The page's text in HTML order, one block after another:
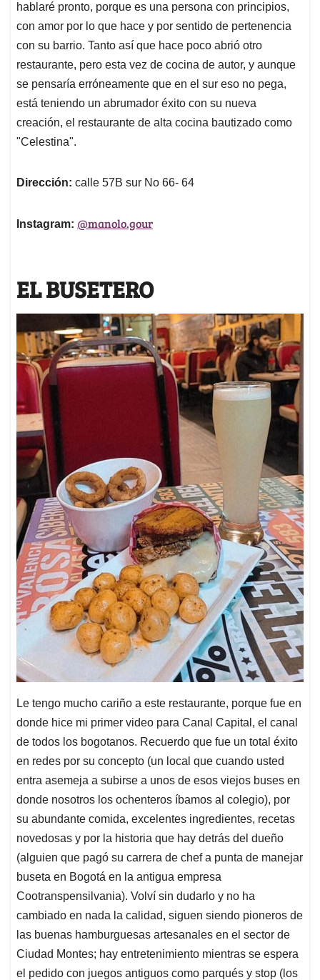
hablaré pronto, porque es una persona con principios,
con amor por lo que hace y por sentido de pertenencia
con su barrio. Tanto así que hace poco abrió otro
restaurante, pero esta vez de cocina de autor, y aunque
se pensaría erróneamente que en el sur eso no pega,
está teniendo un abrumador éxito con su nueva
creación, el restaurante de alta cocina bautizado como
"Celestina".
Dirección: calle 57B sur No 66- 64
Instagram: @manolo.gour
EL BUSETERO
Le tengo mucho cariño a este restaurante, porque fue en
donde hice mi primer video para Canal Capital, el canal
de todos los bogotanos. Recuerdo que fue un total éxito
en redes por su concepto (un local que cuando usted
entra asemeja a subirse a unos de esos viejos buses en
donde nosotros los ochenteros íbamos al colegio), por
su abundante comida, excelentes ingredientes, recetas
novedosas y por la historia que hay detrás del dueño
(alguien que pagó su carrera de chef a punta de manejar
buseta en Bogotá en la antigua empresa
Cootranspensilvania). Volví sin dudarlo y no ha
cambiado en nada la calidad, siguen siendo pioneros de
las buenas hamburguesas artesanales en el sector de
Ciudad Montes; hay entretenimiento mientras se espera
el pedido con juegos antiguos como parqués y stop (los